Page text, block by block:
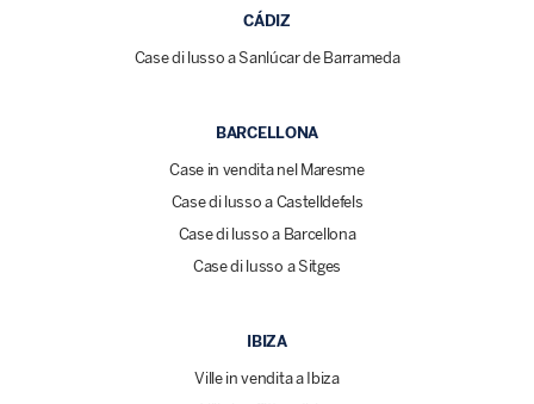
CÁDIZ
Case di lusso a Sanlúcar de Barrameda
BARCELLONA
Case in vendita nel Maresme
Case di lusso a Castelldefels
Case di lusso a Barcellona
Case di lusso a Sitges
IBIZA
Ville in vendita a Ibiza